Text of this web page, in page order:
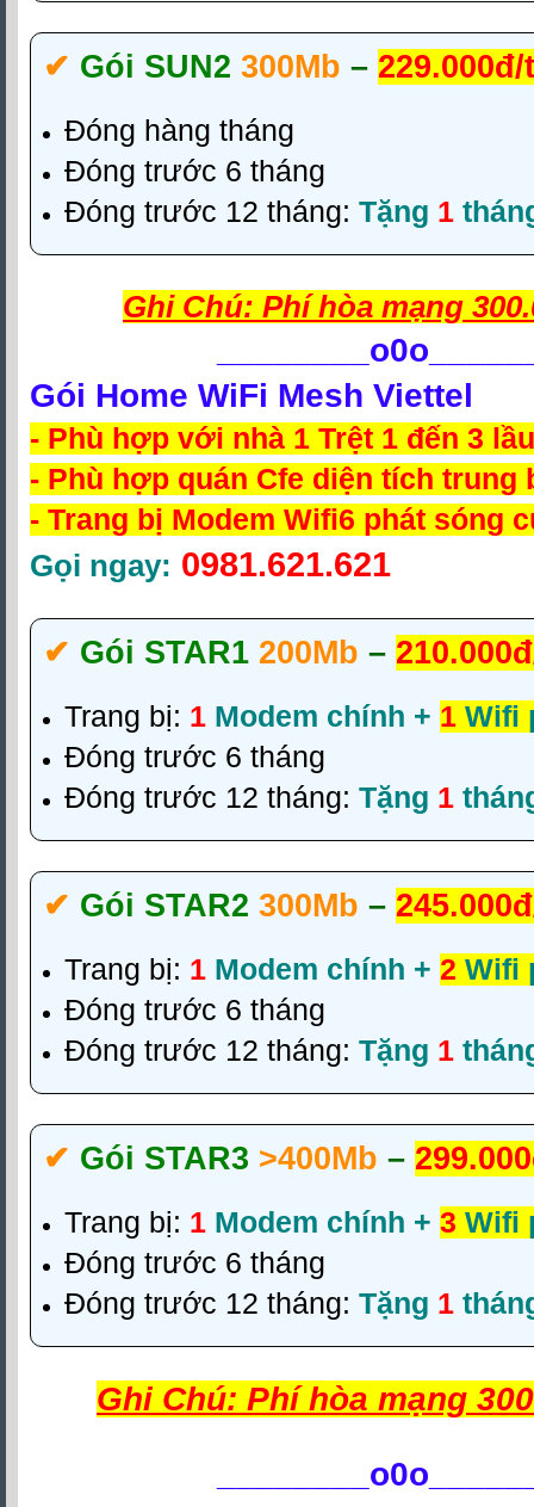
✔‎ Gói SUN2 300Mb –
Đóng hàng tháng
Đóng trước 6 tháng
Đóng trước 12 tháng: Tặng 1
Ghi Chú: Phí hòa mạng
Gói Home WiFi Mesh Viettel
- Phù hợp với nhà 1 Trệt 1 đến 3 lầu
- Phù hợp quán Cfe diện tích trung
- Trang bị Modem Wifi6 phát sóng
Gọi ngay: 0981.621.621
✔‎ Gói STAR1 200Mb –
Trang bị: 1 Modem chính + 1 Wifi
Đóng trước 6 tháng
Đóng trước 12 tháng: Tặng 1
✔‎ Gói STAR2 300Mb –
Trang bị: 1 Modem chính + 2 Wifi
Đóng trước 6 tháng
Đóng trước 12 tháng: Tặng 1
✔‎ Gói STAR3 >400Mb –
Trang bị: 1 Modem chính + 3 Wifi
Đóng trước 6 tháng
Đóng trước 12 tháng: Tặng 1
Ghi Chú: Phí hòa mạng